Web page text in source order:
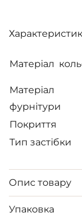
Матеріал
Матеріал
фурнітури
Покриття
Тип застібки
Опис товару
Упаковка